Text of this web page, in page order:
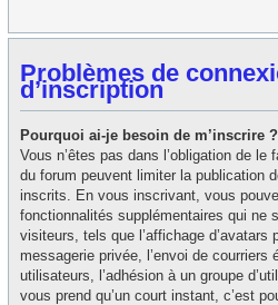
Problèmes de
d’inscription
Pourquoi ai-je besoin de m’inscrire ?
Vous n’êtes pas dans l’obligation de
du forum peuvent limiter la publication
inscrits. En vous inscrivant, vous
fonctionnalités supplémentaires qui ne
visiteurs, tels que l’affichage d’avatars
messagerie privée, l’envoi de courriers
utilisateurs, l’adhésion à un groupe
vous prend qu’un court instant, c’est